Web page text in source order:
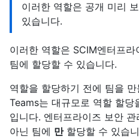
이러한 역할은 공개 미리
있습니다.
이러한 역할은 SCIM엔터프
팀에 할당할 수 있습니다.
역할을 할당하기 전에 팀을
Teams는 대규모로 역할 할당
입니다. 엔터프라이즈 보안
아닌 팀에 만할당할 수 있습